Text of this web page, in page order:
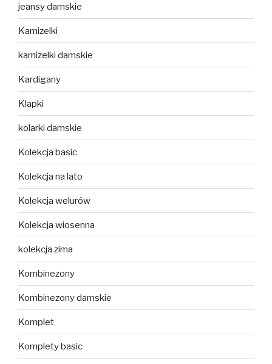
jeansy damskie
Kamizelki
kamizelki damskie
Kardigany
Klapki
kolarki damskie
Kolekcja basic
Kolekcja na lato
Kolekcja welurów
Kolekcja wiosenna
kolekcja zima
Kombinezony
Kombinezony damskie
Komplet
Komplety basic